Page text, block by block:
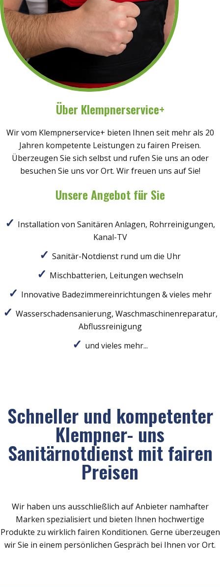
Über Klempnerservice+
Wir vom Klempnerservice+ bieten Ihnen seit mehr als 20
Jahren kompetente Leistungen zu fairen Preisen.
Überzeugen Sie sich selbst und rufen Sie uns an oder
besuchen Sie uns vor Ort. Wir freuen uns auf Sie!
Unsere Angebot für Sie
Installation von Sanitären Anlagen, Rohrreinigungen,
Kanal-TV
Sanitär-Notdienst rund um die Uhr
Mischbatterien, Leitungen wechseln
Innovative Badezimmereinrichtungen & vieles mehr
Wasserschadensanierung, Waschmaschinenreparatur,
Abflussreinigung
und vieles mehr...
Schneller und kompetenter
Klempner- uns
Sanitärnotdienst mit fairen
Preisen
Wir haben uns ausschließlich auf Anbieter namhafter
Marken spezialisiert und bieten Ihnen hochwertige
Produkte zu wirklich fairen Konditionen. Gerne überzeugen
wir Sie in einem persönlichen Gespräch bei Ihnen vor Ort.